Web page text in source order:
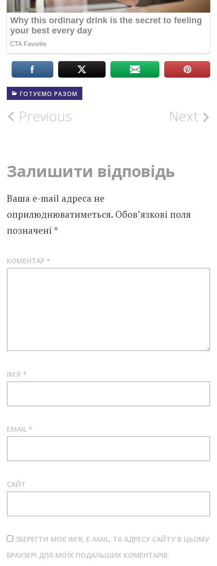
ГОТУЄМО РАЗОМ
Post
Previous Next
Залишити відповідь
Ваша e-mail адреса не
оприлюднюватиметься. Обов’язкові поля
позначені *
КОМЕНТАР *
ІМ'Я *
EMAIL *
САЙТ
ЗБЕРЕГТИ МОЄ ІМ'Я, E-MAIL, ТА АДРЕСУ САЙТУ В ЦЬОМУ
БРАУЗЕРІ ДЛЯ МОЇХ ПОДАЛЬШИХ КОМЕНТАРІВ.